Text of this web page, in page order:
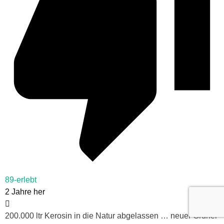
89-erlebt
2 Jahre her
200.000 ltr Kerosin in die Natur abgelassen … neuer Grüner